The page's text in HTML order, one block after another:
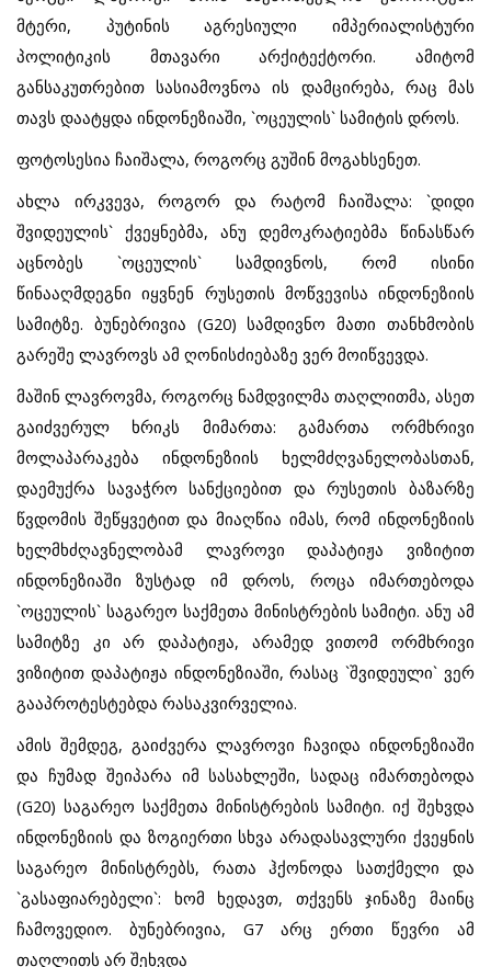
მტერი, პუტინის აგრესიული იმპერიალისტური
პოლიტიკის მთავარი არქიტექტორი. ამიტომ
განსაკუთრებით სასიამოვნოა ის დამცირება, რაც მას
თავს დაატყდა ინდონეზიაში, `ოცეულის` სამიტის დროს.
ფოტოსესია ჩაიშალა, როგორც გუშინ მოგახსენეთ.
ახლა ირკვევა, როგორ და რატომ ჩაიშალა: `დიდი
შვიდეულის` ქვეყნებმა, ანუ დემოკრატიებმა წინასწარ
აცნობეს `ოცეულის` სამდივნოს, რომ ისინი
წინააღმდეგნი იყვნენ რუსეთის მოწვევისა ინდონეზიის
სამიტზე. ბუნებრივია (G20) სამდივნო მათი თანხმობის
გარეშე ლავროვს ამ ღონისძიებაზე ვერ მოიწვევდა.
მაშინ ლავროვმა, როგორც ნამდვილმა თაღლითმა, ასეთ
გაიძვერულ ხრიკს მიმართა: გამართა ორმხრივი
მოლაპარაკება ინდონეზიის ხელმძღვანელობასთან,
დაემუქრა სავაჭრო სანქციებით და რუსეთის ბაზარზე
წვდომის შეწყვეტით და მიაღწია იმას, რომ ინდონეზიის
ხელმხძღავნელობამ ლავროვი დაპატიჟა ვიზიტით
ინდონეზიაში ზუსტად იმ დროს, როცა იმართებოდა
`ოცეულის` საგარეო საქმეთა მინისტრების სამიტი. ანუ ამ
სამიტზე კი არ დაპატიჟა, არამედ ვითომ ორმხრივი
ვიზიტით დაპატიჟა ინდონეზიაში, რასაც `შვიდეული` ვერ
გააპროტესტებდა რასაკვირველია.
ამის შემდეგ, გაიძვერა ლავროვი ჩავიდა ინდონეზიაში
და ჩუმად შეიპარა იმ სასახლეში, სადაც იმართებოდა
(G20) საგარეო საქმეთა მინისტრების სამიტი. იქ შეხვდა
ინდონეზიის და ზოგიერთი სხვა არადასავლური ქვეყნის
საგარეო მინისტრებს, რათა ჰქონოდა სათქმელი და
`გასაფიარებელი`: ხომ ხედავთ, თქვენს ჯინაზე მაინც
ჩამოვედიო. ბუნებრივია, G7 არც ერთი წევრი ამ
თაღლითს არ შეხვდა